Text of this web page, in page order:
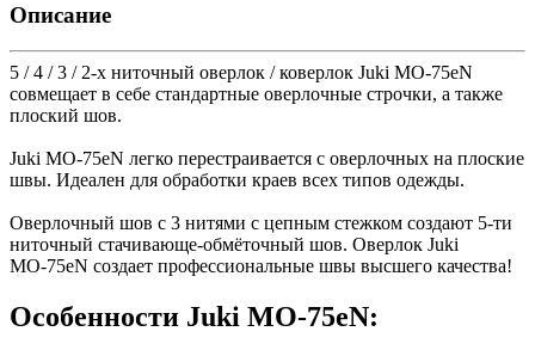
Описание
5 / 4 / 3 / 2-х ниточный оверлок / коверлок Juki МО-75еN
совмещает в себе стандартные оверлочные строчки, а также
плоский шов.
Juki МО-75еN легко перестраивается с оверлочных на плоские
швы. Идеален для обработки краев всех типов одежды.
Оверлочный шов с 3 нитями с цепным стежком создают 5-ти
ниточный стачивающе-обмёточный шов. Оверлок Juki
МО-75еN создает профессиональные швы высшего качества!
Особенности Juki МО-75еN: